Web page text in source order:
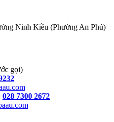
Ninh Kiều (Phường An Phú)
gọi)
028 7300 2672